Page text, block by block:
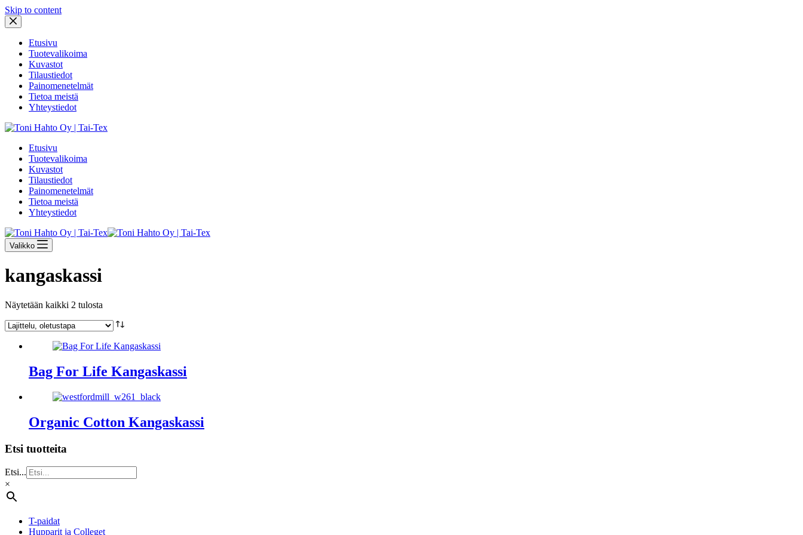
Skip to content
Etusivu
Tuotevalikoima
Kuvastot
Tilaustiedot
Painomenetelmät
Tietoa meistä
Yhteystiedot
Etusivu
Tuotevalikoima
Kuvastot
Tilaustiedot
Painomenetelmät
Tietoa meistä
Yhteystiedot
Valikko
kangaskassi
Näytetään kaikki 2 tulosta
Bag For Life Kangaskassi
Organic Cotton Kangaskassi
Etsi tuotteita
Etsi...
×
T-paidat
Hupparit ja Colleget